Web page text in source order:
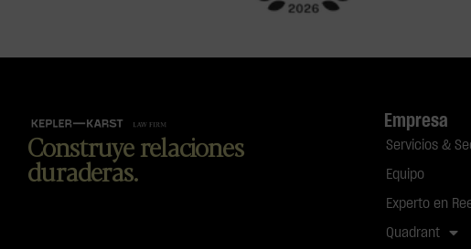
Construye relaciones
duraderas.
Empresa
Servicios &
Equipo
Experto en
Quadrant